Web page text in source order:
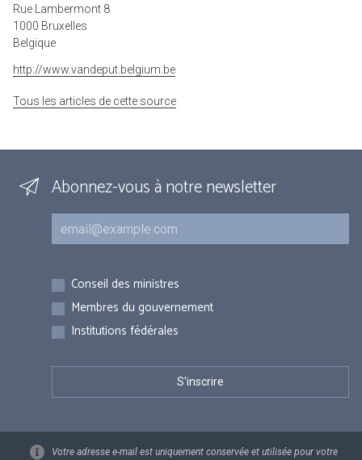
Rue Lambermont 8
1000 Bruxelles
Belgique
http://www.vandeput.belgium.be
Tous les articles de cette source
Abonnez-vous à notre newsletter
Courriel
Inscriptions
Conseil des ministres
Membres du gouvernement
Institutions fédérales
Votre adresse e-mail est uniquement conservée et utilisée pour votre